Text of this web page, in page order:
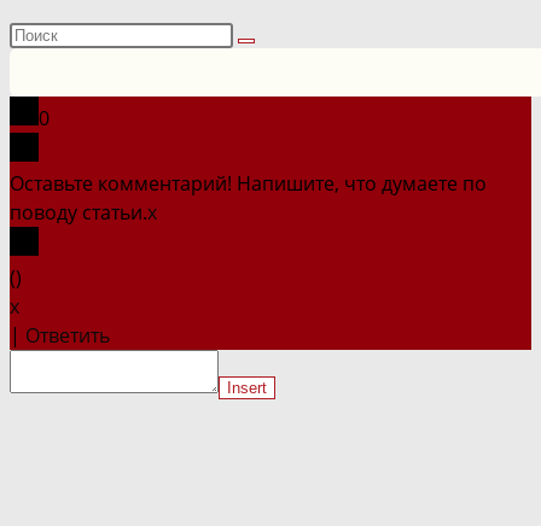
Поиск
сайте
0
Оставьте комментарий! Напишите, что думаете по
поводу статьи.x
()
x
| Ответить
Insert